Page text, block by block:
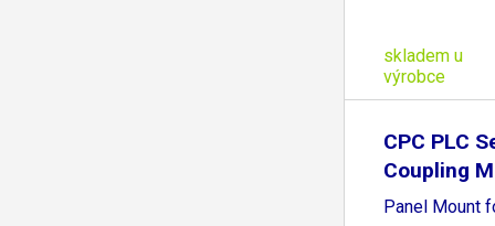
skladem u
výrobce
CPC PLC
Coupling
Panel Mount